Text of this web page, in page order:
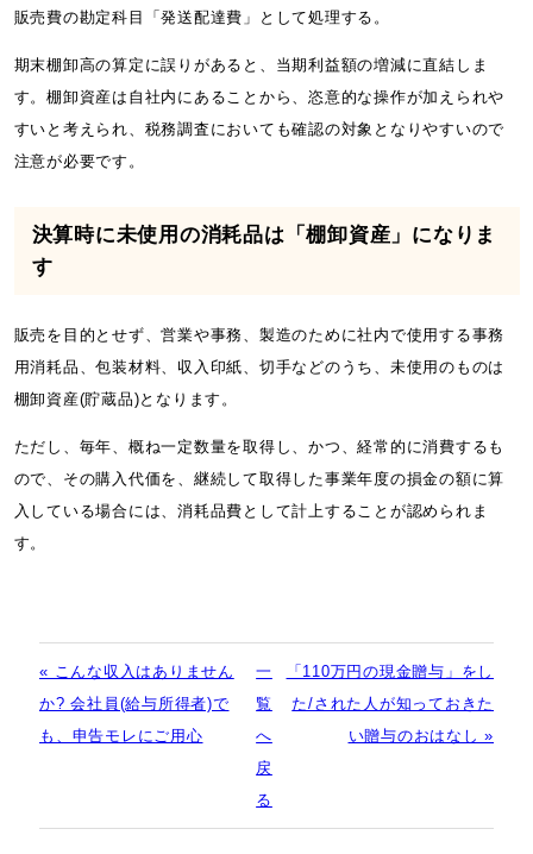
販売費の勘定科目「発送配達費」として処理する。
期末棚卸高の算定に誤りがあると、当期利益額の増減に直結しま
す。棚卸資産は自社内にあることから、恣意的な操作が加えられや
すいと考えられ、税務調査においても確認の対象となりやすいので
注意が必要です。
決算時に未使用の消耗品は「棚卸資産」になりま
す
販売を目的とせず、営業や事務、製造のために社内で使用する事務
用消耗品、包装材料、収入印紙、切手などのうち、未使用のものは
棚卸資産(貯蔵品)となります。
ただし、毎年、概ね一定数量を取得し、かつ、経常的に消費するも
ので、その購入代価を、継続して取得した事業年度の損金の額に算
入している場合には、消耗品費として計上することが認められま
す。
« こんな収入はありません
か? 会社員(給与所得者)で
も、申告モレにご用心
一
覧
へ
戻
る
「110万円の現金贈与」をし
た/された人が知っておきた
い贈与のおはなし »